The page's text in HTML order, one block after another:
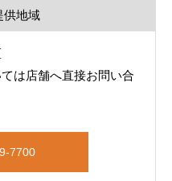
供地域
は店舗へ直接お問い合
7700